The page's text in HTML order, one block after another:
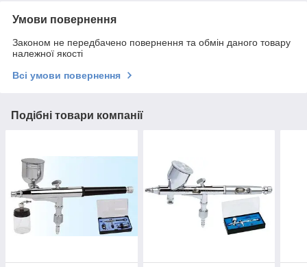
Умови повернення
Законом не передбачено повернення та обмін даного товару
належної якості
Всі умови повернення
Подібні товари компанії